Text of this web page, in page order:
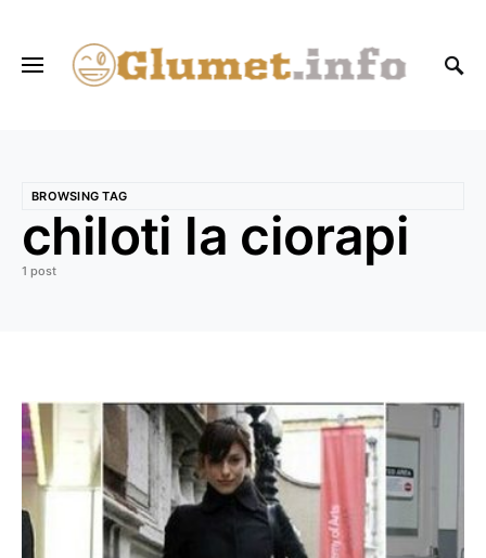
BROWSING TAG
chiloti la ciorapi
1 post